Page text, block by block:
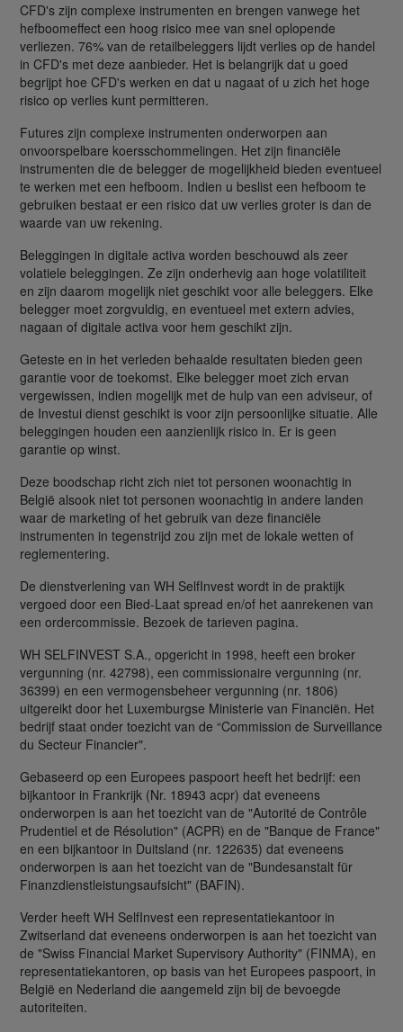
CFD's zijn complexe instrumenten en brengen vanwege het
hefboomeffect een hoog risico mee van snel oplopende
verliezen. 76% van de retailbeleggers lijdt verlies op de handel
in CFD's met deze aanbieder. Het is belangrijk dat u goed
begrijpt hoe CFD's werken en dat u nagaat of u zich het hoge
risico op verlies kunt permitteren.
Futures zijn complexe instrumenten onderworpen aan
onvoorspelbare koersschommelingen. Het zijn financiële
instrumenten die de belegger de mogelijkheid bieden eventueel
te werken met een hefboom. Indien u beslist een hefboom te
gebruiken bestaat er een risico dat uw verlies groter is dan de
waarde van uw rekening.
Beleggingen in digitale activa worden beschouwd als zeer
volatiele beleggingen. Ze zijn onderhevig aan hoge volatiliteit
en zijn daarom mogelijk niet geschikt voor alle beleggers. Elke
belegger moet zorgvuldig, en eventueel met extern advies,
nagaan of digitale activa voor hem geschikt zijn.
Geteste en in het verleden behaalde resultaten bieden geen
garantie voor de toekomst. Elke belegger moet zich ervan
vergewissen, indien mogelijk met de hulp van een adviseur, of
de Investui dienst geschikt is voor zijn persoonlijke situatie. Alle
beleggingen houden een aanzienlijk risico in. Er is geen
garantie op winst.
Deze boodschap richt zich niet tot personen woonachtig in
België alsook niet tot personen woonachtig in andere landen
waar de marketing of het gebruik van deze financiële
instrumenten in tegenstrijd zou zijn met de lokale wetten of
reglementering.
De dienstverlening van WH SelfInvest wordt in de praktijk
vergoed door een Bied-Laat spread en/of het aanrekenen van
een ordercommissie. Bezoek de tarieven pagina.
WH SELFINVEST S.A., opgericht in 1998, heeft een broker
vergunning (nr. 42798), een commissionaire vergunning (nr.
36399) en een vermogensbeheer vergunning (nr. 1806)
uitgereikt door het Luxemburgse Ministerie van Financiën. Het
bedrijf staat onder toezicht van de “Commission de Surveillance
du Secteur Financier".
Gebaseerd op een Europees paspoort heeft het bedrijf: een
bijkantoor in Frankrijk (Nr. 18943 acpr) dat eveneens
onderworpen is aan het toezicht van de "Autorité de Contrôle
Prudentiel et de Résolution" (ACPR) en de "Banque de France"
en een bijkantoor in Duitsland (nr. 122635) dat eveneens
onderworpen is aan het toezicht van de "Bundesanstalt für
Finanzdienstleistungsaufsicht" (BAFIN).
Verder heeft WH SelfInvest een representatiekantoor in
Zwitserland dat eveneens onderworpen is aan het toezicht van
de "Swiss Financial Market Supervisory Authority" (FINMA), en
representatiekantoren, op basis van het Europees paspoort, in
België en Nederland die aangemeld zijn bij de bevoegde
autoriteiten.